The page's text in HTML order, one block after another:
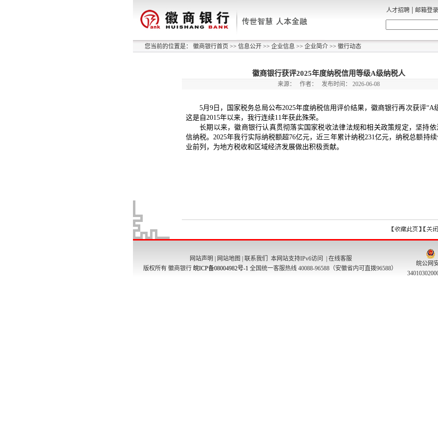
人才招聘 | 邮箱登录
您当前的位置是： 徽商银行首页 >> 信息公开 >> 企业信息 >> 企业简介 >> 徽行动态
徽商银行获评2025年度纳税信用等级A级纳税人
来源： 作者： 发布时间： 2026-06-08
网站声明 网站地图 联系我们 本网站支持IPv6访问 | 在线客服
版权所有 徽商银行 皖ICP备08004982号-1 全国统一客服热线 40088-96588（安徽省内可直拨96588）
皖公网